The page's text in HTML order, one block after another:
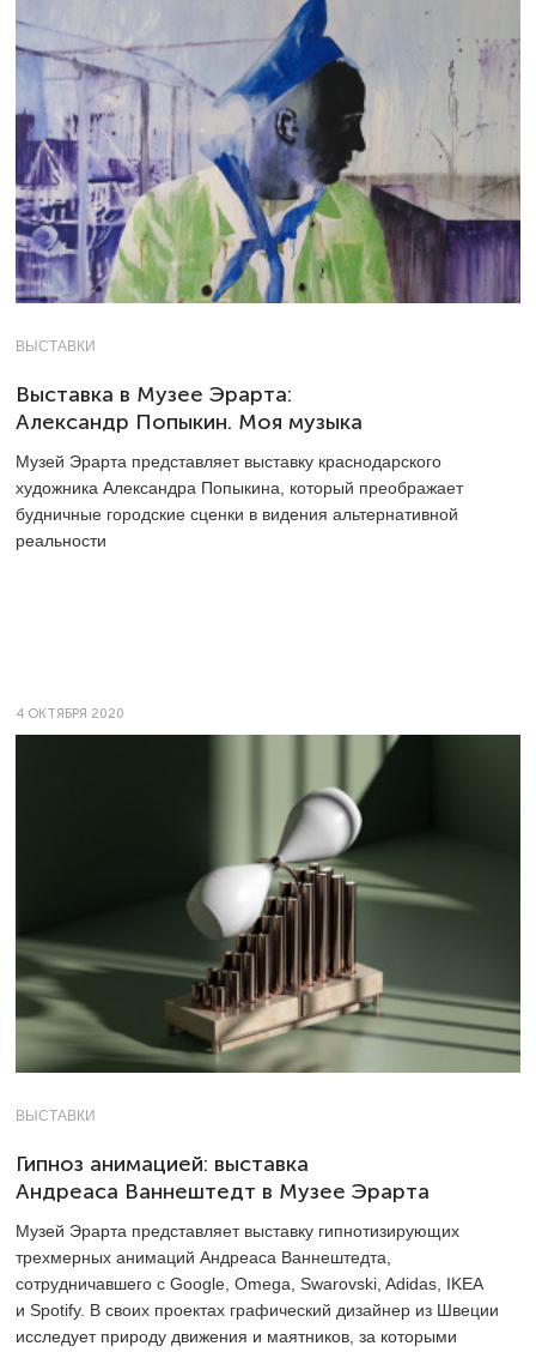
ВЫСТАВКИ
Выставка в Музее Эрарта:
Александр Попыкин. Моя музыка
Музей Эрарта представляет выставку краснодарского
художника Александра Попыкина, который преображает
будничные городские сценки в видения альтернативной
реальности
4 ОКТЯБРЯ 2020
ВЫСТАВКИ
Гипноз анимацией: выставка
Андреаса Ваннештедт в Музее Эрарта
Музей Эрарта представляет выставку гипнотизирующих
трехмерных анимаций Андреаса Ваннештедта,
сотрудничавшего с Google, Omega, Swarovski, Adidas, IKEA
и Spotify. В своих проектах графический дизайнер из Швеции
исследует природу движения и маятников, за которыми